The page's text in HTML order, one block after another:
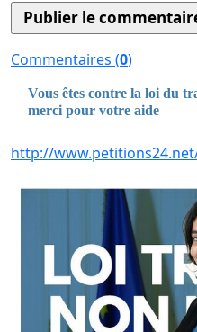
Commentaires (0)
Vous êtes contre la loi du
merci pour votre aide
http://